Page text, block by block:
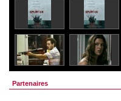
Partenaires